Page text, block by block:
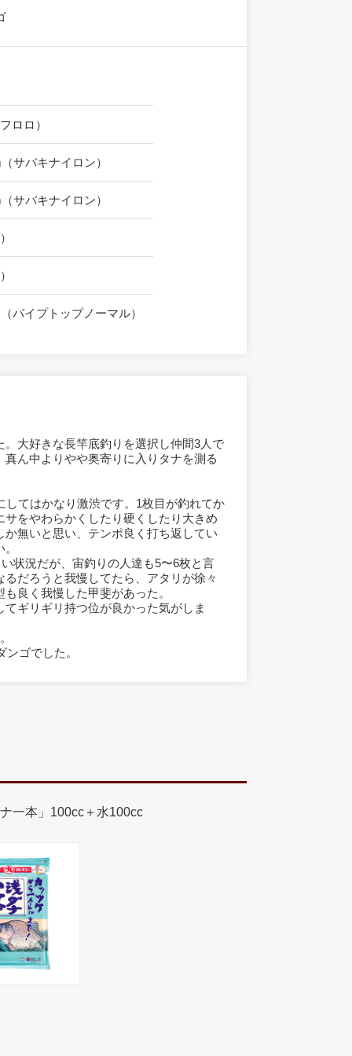
ロロ）
サバキナイロン）
サバキナイロン）
パイプトップノーマル）
大好きな長竿底釣りを選択し仲間3人で
ん中よりやや奥寄りに入りタナを測る
てはかなり激渋です。1枚目が釣れてか
をやわらかくしたり硬くしたり大きめ
無いと思い、テンポ良く打ち返してい
状況だが、宙釣りの人達も5〜6枚と言
だろうと我慢してたら、アタリが徐々
良く我慢した甲斐があった。
ギリギリ持つ位が良かった気がしま
ゴでした。
一本」100cc＋水100cc